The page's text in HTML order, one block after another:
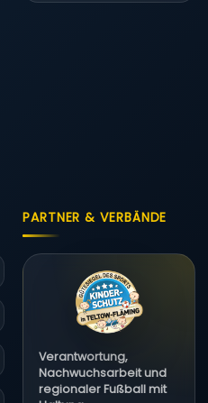
PARTNER & VERBÄNDE
Verantwortung,
Nachwuchsarbeit und
regionaler Fußball mit